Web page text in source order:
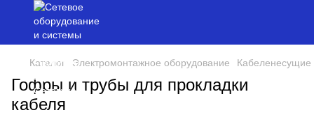
Каталог Электромонтажное оборудование Кабеленесущие
Гофры и трубы для прокладки
кабеля